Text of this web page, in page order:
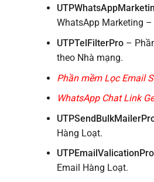
WhatsApp Marketing
UTPTelFilterPro–
theo Nhà mạng.
Phần mềm Lọc Email
WhatsApp Chat Link
Hàng Loạt.
UTPEmailValicationPro
Email Hàng Loạt.